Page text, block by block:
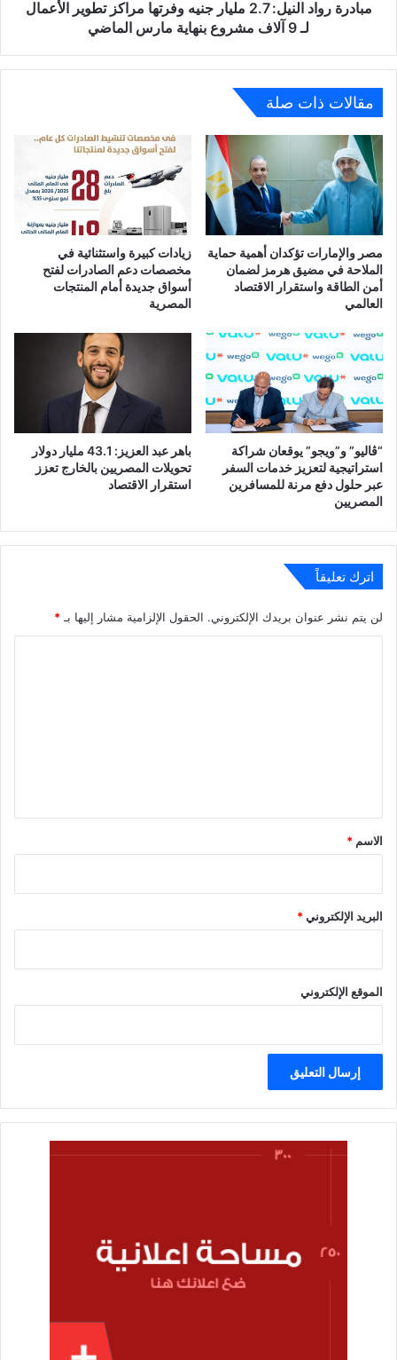
الأعمال
بنهاية
مارس
الماضي
مبادرة رواد النيل: 2.7 مليار جنيه وفرتها مراكز تطوير الأعمال
لـ 9 آلاف مشروع بنهاية مارس الماضي
مقالات ذات صلة
مصر والإمارات تؤكدان أهمية حماية
الملاحة في مضيق هرمز لضمان
أمن الطاقة واستقرار الاقتصاد
العالمي
زيادات كبيرة واستثنائية في
مخصصات دعم الصادرات لفتح
أسواق جديدة أمام المنتجات
المصرية
“ڤاليو” و”ويجو” يوقعان شراكة
استراتيجية لتعزيز خدمات السفر
عبر حلول دفع مرنة للمسافرين
المصريين
باهر عبد العزيز: 43.1 مليار دولار
تحويلات المصريين بالخارج تعزز
استقرار الاقتصاد
اترك تعليقاً
لن يتم نشر عنوان بريدك الإلكتروني. الحقول الإلزامية مشار إليها بـ *
*
الاسم *
البريد الإلكتروني*
الموقع الإلكتروني